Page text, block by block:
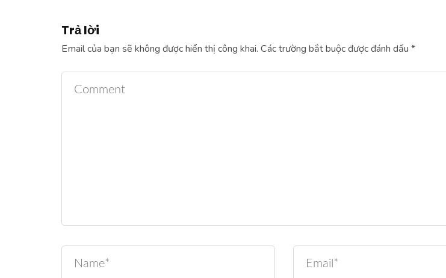
Trả lời
Email của bạn sẽ không được hiển thị công khai. Các trường bắt buộc được đánh dấu *